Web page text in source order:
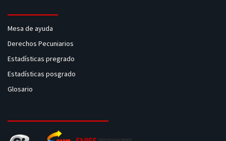
Mesa de ayuda
Derechos Pecuniarios
Estadísticas pregrado
Estadísticas posgrado
Glosario